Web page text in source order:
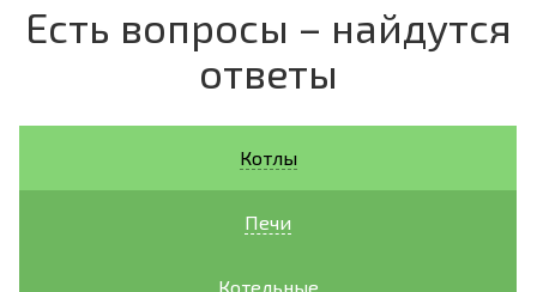
Есть вопросы – найдутся
ответы
Котлы
Печи
Котельные